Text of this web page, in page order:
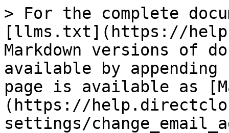
> For the complete
[llms.txt](https://
Markdown versions of
available by
page is available as
(https://
settings/